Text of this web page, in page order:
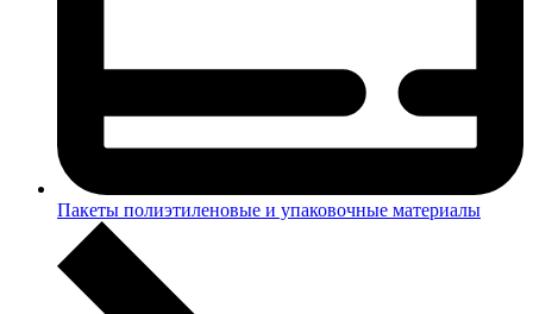
Пакеты полиэтиленовые и упаковочные материалы